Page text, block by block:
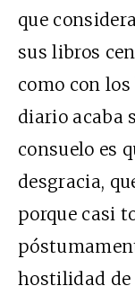
que
sus libros
como con
diario acaba
consuelo es
desgracia,
porque casi
hostilidad de